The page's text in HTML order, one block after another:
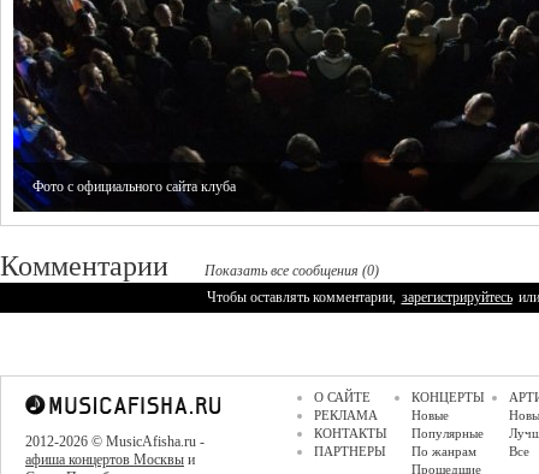
Фото с официального сайта клуба
Комментарии
Показать все сообщения (0)
Чтобы оставлять комментарии, зарегистрируйтесь или
2012-2026 © MusicAfisha.ru -
афиша концертов Москвы и
О САЙТЕ
РЕКЛАМА
КОНТАКТЫ
ПАРТНЕРЫ
КОНЦЕРТЫ
Новые
Популярные
По жанрам
Прошедшие
Все